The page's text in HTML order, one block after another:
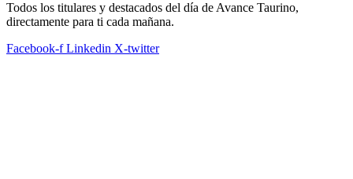
Todos los titulares y destacados del día de Avance Taurino,
directamente para ti cada mañana.
Facebook-f Linkedin X-twitter